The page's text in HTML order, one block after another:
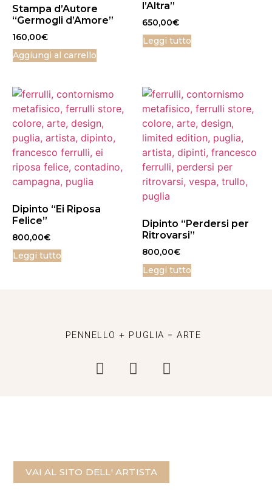
Stampa d’Autore
“Germogli d’Amore”
160,00€
Aggiungi al carrello
l’Altra”
650,00€
Leggi tutto
Dipinto “Ei Riposa
Felice”
800,00€
Leggi tutto
Dipinto “Perdersi per
Ritrovarsi”
800,00€
Leggi tutto
PENNELLO + PUGLIA = ARTE
VAI AL SITO DELL' ARTISTA